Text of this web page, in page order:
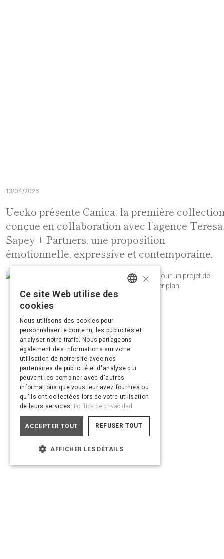
13/04/2026
Uecko présente Canica, la première
conçue en collaboration avec l’agence Teresa
Sapey + Partners, une proposition
émotionnelle, expressive et contemporaine.
SPANISH
FRENCH
PORTUGUESE
×
Ce site Web utilise des
cookies
Nous utilisons des cookies pour
personnaliser le contenu, les publicités et
analyser notre trafic. Nous partageons
également des informations sur votre
utilisation de notre site avec nos
partenaires de publicité et d"analyse qui
peuvent les combiner avec d"autres
informations que vous leur avez fournies ou
qu"ils ont collectées lors de votre utilisation
de leurs services. Política de privacidad
ACCEPTER TOUT REFUSER TOUT
AFFICHER LES DÉTAILS